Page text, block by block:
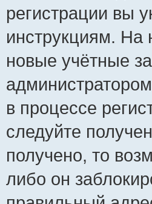
регистрации вы
инструкциям. На
новые учётные
в процессе
следуйте
получено, то
либо он